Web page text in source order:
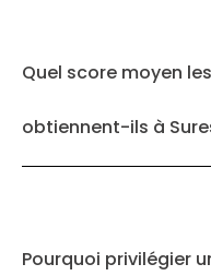
Quel score moyen
obtiennent-ils à
Pourquoi privilégier